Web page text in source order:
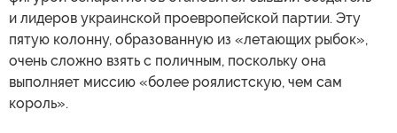
и лидеров украинской проевропейской партии. Эту
пятую колонну, образованную из «летающих рыбок»,
очень сложно взять с поличным, поскольку она
выполняет миссию «более роялистскую, чем сам
король».